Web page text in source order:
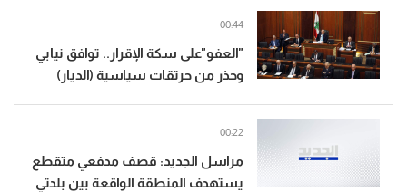
"العفو"على سكة الإقرار.. توافق نيابي
وحذر من حرتقات سياسية (الديار)
00:44
مراسل الجديد: قصف مدفعي متقطع
يستهدف المنطقة الواقعة بين بلدتي
00:22